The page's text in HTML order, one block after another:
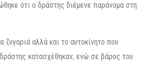
ότι ο δράστης διέμενε παράνομα στη
ζυγαριά αλλά και το αυτοκίνητο που
κατασχέθηκαν, ενώ σε βάρος του